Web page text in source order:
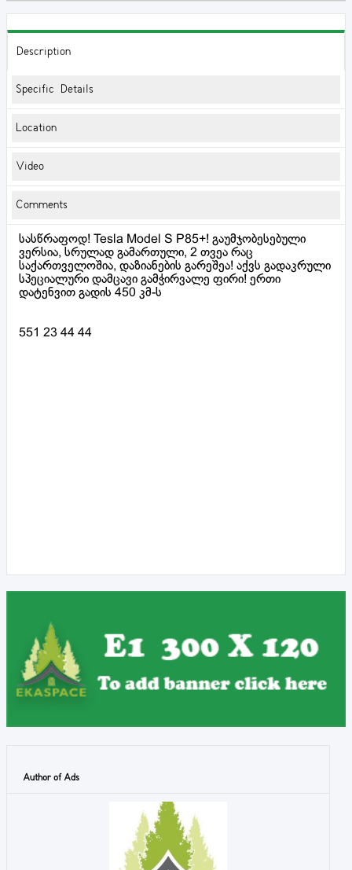
Description
Specific Details
Location
Video
Comments
სასწრაფოდ! Tesla Model S P85+! გაუმჯობესებული
ვერსია, სრულად გამართული, 2 თვეა რაც
საქართველოშია, დაზიანების გარეშეა! აქვს გადაკრული
სპეციალური დამცავი გამჭირვალე ფირი! ერთი
დატენვით გადის 450 კმ-ს
551 23 44 44
Author of Ads